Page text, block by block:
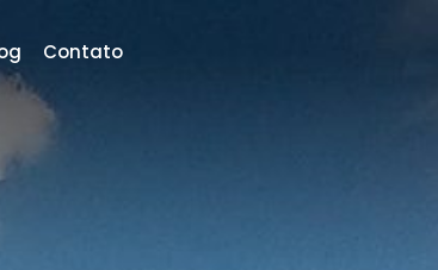
Contato